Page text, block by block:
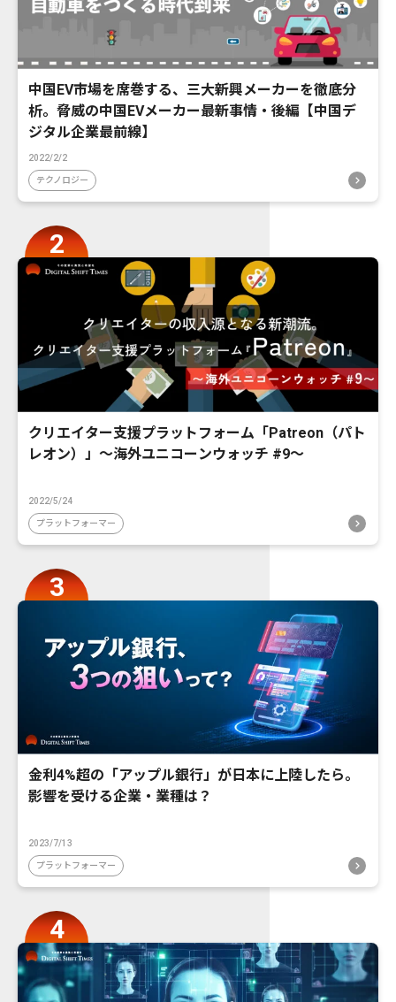
中国EV市場を席巻する、三大新興メーカーを徹底分
析。脅威の中国EVメーカー最新事情・後編【中国デ
ジタル企業最前線】
2022/2/2
テクノロジー
クリエイター支援プラットフォーム「Patreon（パト
レオン）」〜海外ユニコーンウォッチ #9〜
2022/5/24
プラットフォーマー
金利4%超の「アップル銀行」が日本に上陸したら。
影響を受ける企業・業種は？
2023/7/13
プラットフォーマー